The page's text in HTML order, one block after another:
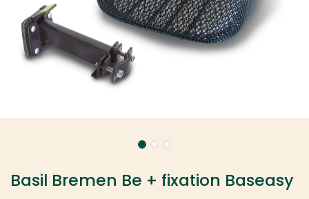
Basil Bremen Be + fixation Baseasy